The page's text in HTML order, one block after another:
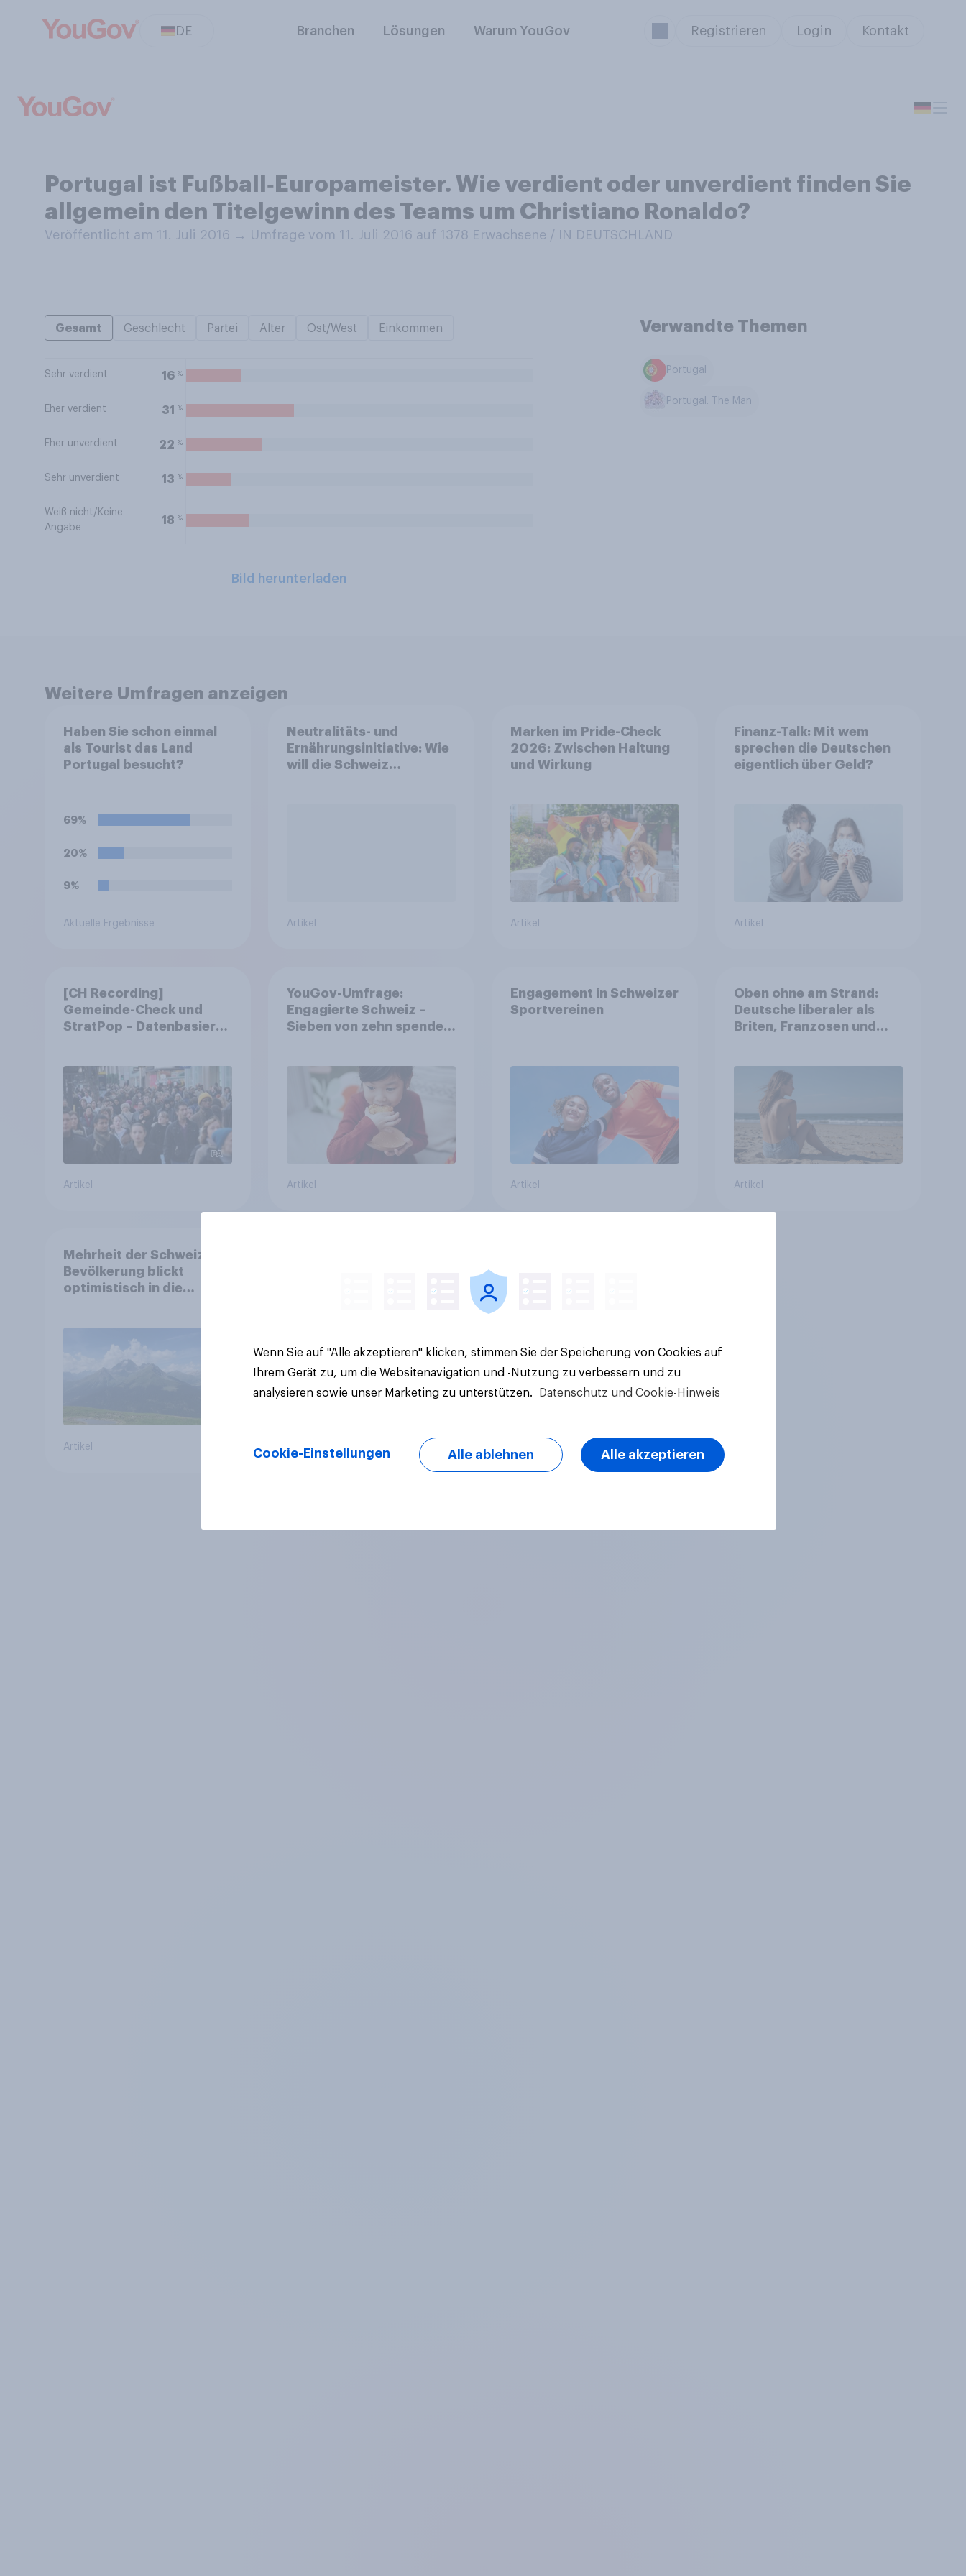
DE Branchen Lösungen Warum YouGov Registrieren Login Kontakt
Portugal ist Fußball‑Europameister. Wie verdient oder unverdient finden Sie
allgemein den Titelgewinn des Teams um Christiano Ronaldo?
Veröffentlicht am 11. Juli 2016 → Umfrage vom 11. Juli 2016 auf 1378 Erwachsene / IN DEUTSCHLAND
Gesamt Geschlecht Partei Alter Ost/West Einkommen
Sehr verdient 16 %
Eher verdient 31 %
Eher unverdient 22 %
Sehr unverdient 13 %
Weiß nicht/Keine
Angabe
18 %
Bild herunterladen
Verwandte Themen
Portugal
Portugal. The Man
Weitere Umfragen anzeigen
Haben Sie schon einmal
als Tourist das Land
Portugal besucht?
69%
20%
9%
Aktuelle Ergebnisse
Neutralitäts- und
Ernährungsinitiative: Wie
will die Schweiz
Artikel
Marken im Pride-Check
2026: Zwischen Haltung
und Wirkung
Artikel
Finanz-Talk: Mit wem
sprechen die Deutschen
eigentlich über Geld?
Artikel
[CH Recording]
Gemeinde-Check und
StratPop – Datenbasierte
Artikel
YouGov-Umfrage:
Engagierte Schweiz –
Sieben von zehn spenden,
Artikel
Engagement in Schweizer
Sportvereinen
Artikel
Oben ohne am Strand:
Deutsche liberaler als
Briten, Franzosen und
Artikel
Mehrheit der Schweizer
Bevölkerung blickt
optimistisch in die
Gesundheitswesen und
Altersvorsorge
Artikel
Wenn Sie auf "Alle akzeptieren" klicken, stimmen Sie der Speicherung von Cookies auf
Ihrem Gerät zu, um die Websitenavigation und -Nutzung zu verbessern und zu
analysieren sowie unser Marketing zu unterstützen.
Datenschutz und Cookie-Hinweis
Cookie-Einstellungen Alle ablehnen Alle akzeptieren